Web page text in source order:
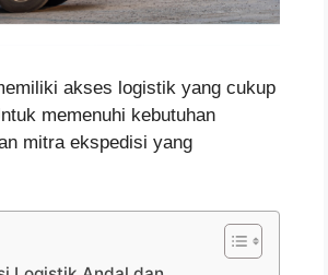
akses logistik yang cukup
memenuhi kebutuhan
mitra ekspedisi yang